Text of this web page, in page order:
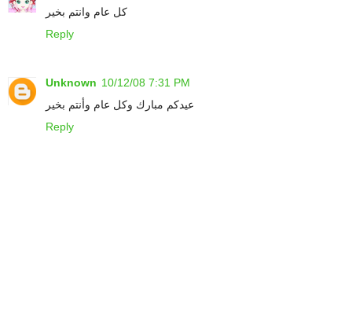
كل عام وانتم بخير
Reply
Unknown 10/12/08 7:31 PM
عيدكم مبارك وكل عام وأنتم بخير
Reply